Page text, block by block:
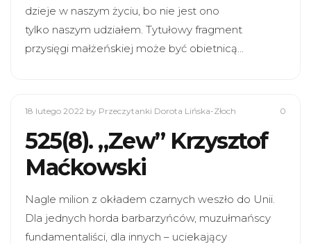
dzieje w naszym życiu, bo nie jest ono
tylko naszym udziałem. Tytułowy fragment
przysięgi małżeńskiej może być obietnicą…
18 lutego 2022 by Przeczytanki Dorota Lińska-Złoch 0
525(8). „Zew” Krzysztof
Maćkowski
Nagle milion z okładem czarnych weszło do Unii.
Dla jednych horda barbarzyńców, muzułmańscy
fundamentaliści, dla innych – uciekający